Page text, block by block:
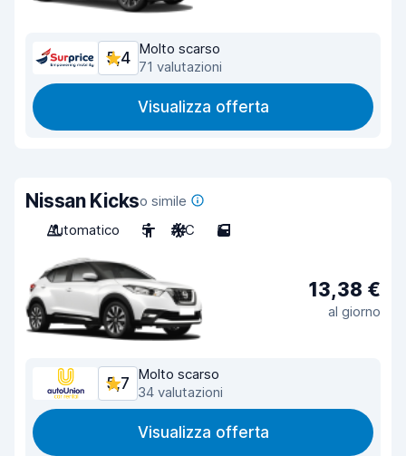
5,4
Molto scarso
71 valutazioni
Visualizza offerta
Nissan Kickso simile
Automatico
5 A/C 5
13,38 €
al giorno
5,7
Molto scarso
34 valutazioni
Visualizza offerta